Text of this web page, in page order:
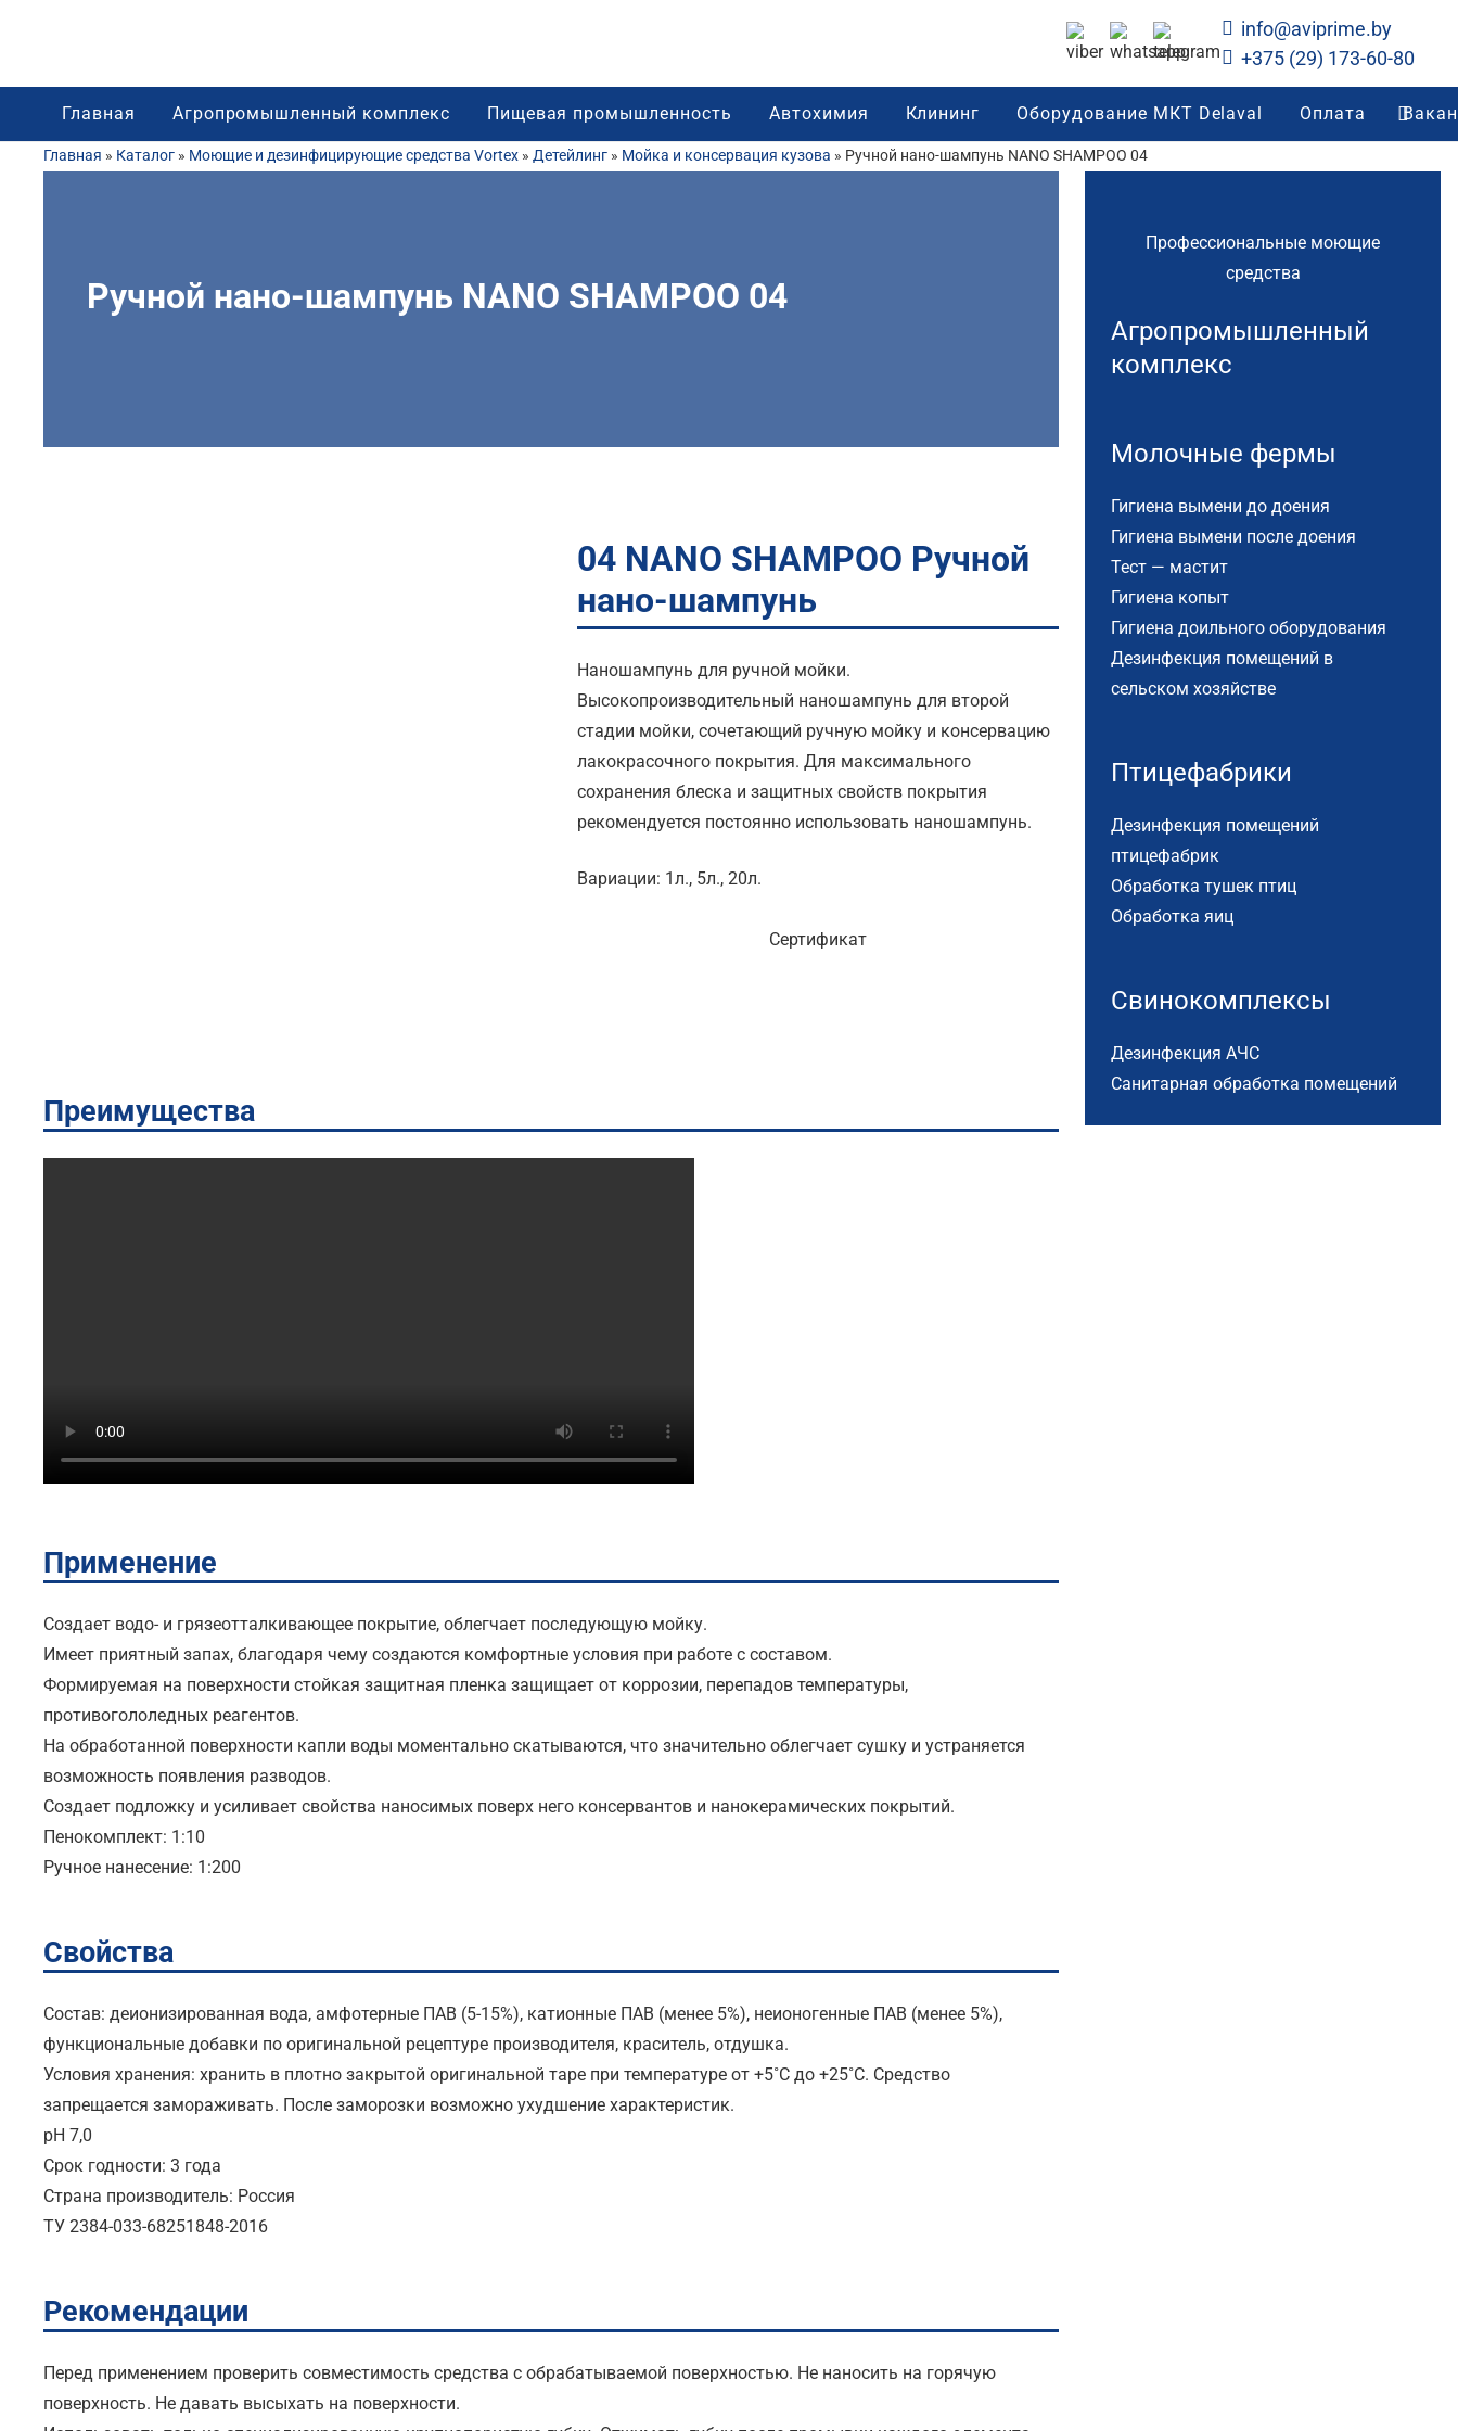
info@aviprime.by
+375 (29) 173-60-80
Главная Агропромышленный комплекс Пищевая промышленность Автохимия Клининг Оборудование МКТ Delaval Оплата
Главная » Каталог » Моющие и дезинфицирующие средства Vortex » Детейлинг » Мойка и консервация кузова » Ручной нано-шампунь NANO SHAMPOO 04
Ручной нано-шампунь NANO SHAMPOO 04
04 NANO SHAMPOO Ручной
нано-шампунь
Наношампунь для ручной мойки.
Высокопроизводительный наношампунь для второй
стадии мойки, сочетающий ручную мойку и консервацию
лакокрасочного покрытия. Для максимального
сохранения блеска и защитных свойств покрытия
рекомендуется постоянно использовать наношампунь.
Вариации: 1л., 5л., 20л.
Сертификат
Преимущества
Применение
Создает водо- и грязеотталкивающее покрытие, облегчает последующую мойку.
Имеет приятный запах, благодаря чему создаются комфортные условия при работе с составом.
Формируемая на поверхности стойкая защитная пленка защищает от коррозии, перепадов температуры,
противогололедных реагентов.
На обработанной поверхности капли воды моментально скатываются, что значительно облегчает сушку и устраняется
возможность появления разводов.
Создает подложку и усиливает свойства наносимых поверх него консервантов и нанокерамических покрытий.
Пенокомплект: 1:10
Ручное нанесение: 1:200
Свойства
Состав: деионизированная вода, амфотерные ПАВ (5-15%), катионные ПАВ (менее 5%), неионогенные ПАВ (менее 5%),
функциональные добавки по оригинальной рецептуре производителя, краситель, отдушка.
Условия хранения: хранить в плотно закрытой оригинальной таре при температуре от +5˚С до +25˚С. Средство
запрещается замораживать. После заморозки возможно ухудшение характеристик.
рН 7,0
Срок годности: 3 года
Страна производитель: Россия
ТУ 2384-033-68251848-2016
Рекомендации
Перед применением проверить совместимость средства с обрабатываемой поверхностью. Не наносить на горячую
поверхность. Не давать высыхать на поверхности.
Профессиональные моющие
средства
Агропромышленный
комплекс
Молочные фермы
Гигиена вымени до доения
Гигиена вымени после доения
Тест — мастит
Гигиена копыт
Гигиена доильного оборудования
Дезинфекция помещений в
сельском хозяйстве
Птицефабрики
Дезинфекция помещений
птицефабрик
Обработка тушек птиц
Обработка яиц
Свинокомплексы
Дезинфекция АЧС
Санитарная обработка помещений